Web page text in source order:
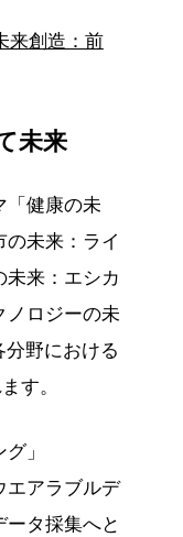
来創造：前
未来
「健康の未
未来：ライ
未来：エシカ
ノロジーの未
野における
す。
」
エアラブルデ
タ採集へと